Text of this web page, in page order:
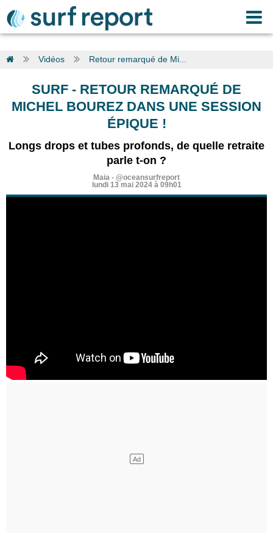
Vidéos Retour remarqué de Mi...
SURF - RETOUR REMARQUÉ DE
MICHEL BOUREZ DANS UNE SESSION
ÉPIQUE !
Longs drops et tubes profonds, de quelle retraite
parle t-on ?
Maia - @oceansurfreport
lundi 13 mai 2024 à 09h01